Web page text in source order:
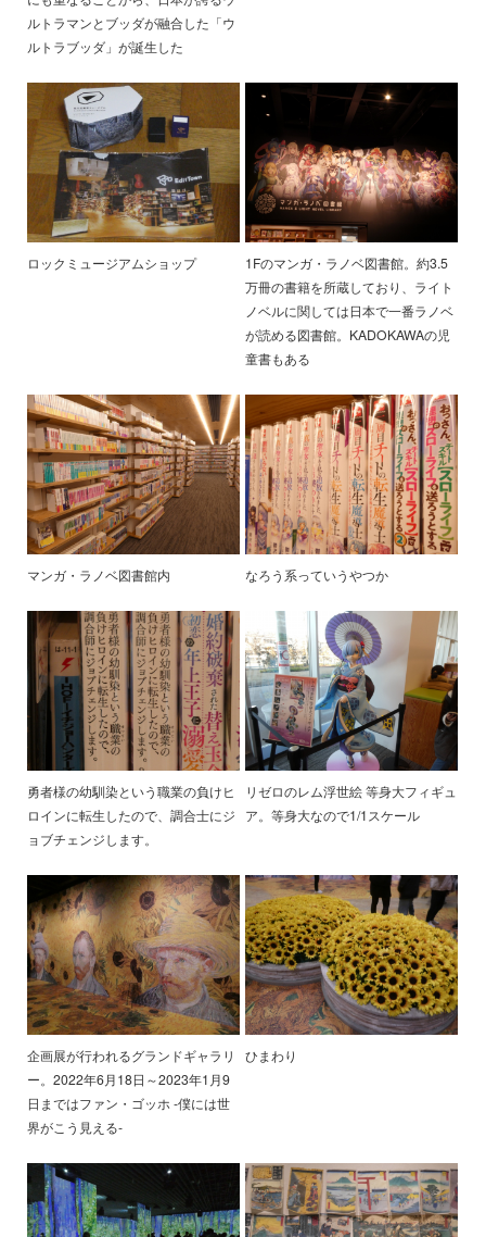
ルトラマンとブッダが融合した「ウ
ルトラブッダ」が誕生した
ロックミュージアムショップ
1Fのマンガ・ラノベ図書館。約3.5
万冊の書籍を所蔵しており、ライト
ノベルに関しては日本で一番ラノベ
が読める図書館。KADOKAWAの児
童書もある
マンガ・ラノベ図書館内 なろう系っていうやつか
勇者様の幼馴染という職業の負けヒ
ロインに転生したので、調合士にジ
ョブチェンジします。
リゼロのレム浮世絵 等身大フィギュ
ア。等身大なので1/1スケール
企画展が行われるグランドギャラリ
ー。2022年6月18日～2023年1月9
日まではファン・ゴッホ -僕には世
界がこう見える-
ひまわり